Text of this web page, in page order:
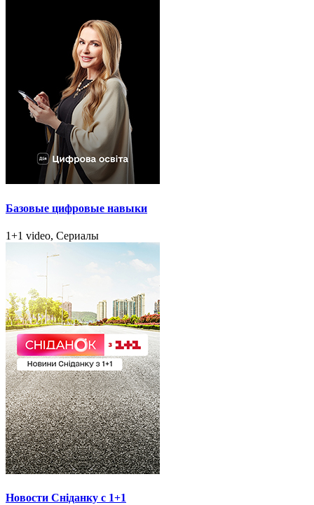
Базовые цифровые навыки
1+1 video, Сериалы
Новости Сніданку с 1+1